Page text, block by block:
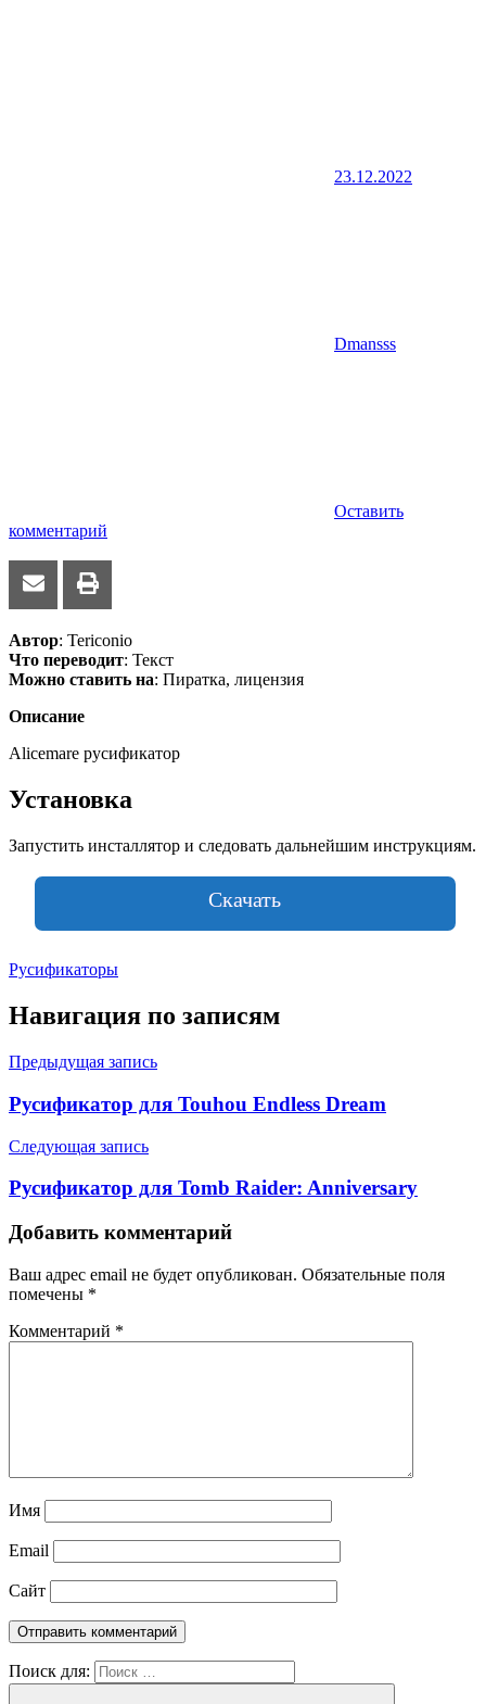
23.12.2022
Dmansss
Оставить
комментарий
Автор: Tericonio
Что переводит: Текст
Можно ставить на: Пиратка, лицензия
Описание
Alicemare русификатор
Установка
Запустить инсталлятор и следовать дальнейшим инструкциям.
Скачать
Русификаторы
Навигация по записям
Предыдущая запись
Русификатор для Touhou Endless Dream
Следующая запись
Русификатор для Tomb Raider: Anniversary
Добавить комментарий
Ваш адрес email не будет опубликован. Обязательные поля
помечены *
Комментарий *
Имя
Email
Сайт
Поиск для: